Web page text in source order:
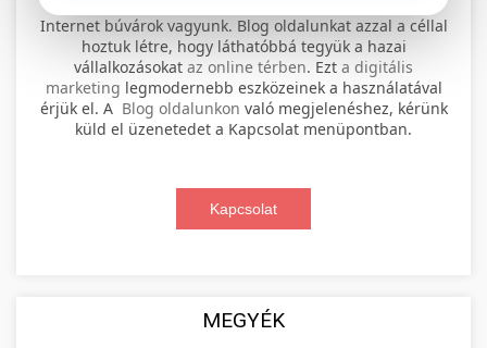
szervíz
+
Professional electric scooter repair and
maintenance services. Expert technicians
provide quality service for all major brands and
Visit Service Center
📊 2. online marketing
ügynökség
+
Comprehensive online marketing services
including SEO, social media management, and
aimarketingugynokseg.hu
🛴 3. legjobb elektromos roller
Compare top models, features, and prices to
🔗 4. prémium linképítés
Internet búvárok vagyunk. Blog oldalunkat azzal a céllal
hoztuk létre, hogy láthatóbbá tegyük a hazai
vállalkozásokat az online térben. Ezt a digitális
marketing legmodernebb eszközeinek a használatával
érjük el. A Blog oldalunkon való megjelenéshez, kérünk
küld el üzenetedet a Kapcsolat menüpontban.
Kapcsolat
MEGYÉK